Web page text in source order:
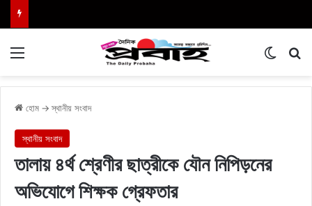
হোম → স্থানীয় সংবাদ
স্থানীয় সংবাদ
তালায় ৪র্থ শ্রেণীর ছাত্রীকে যৌন নিপিড়নের
অভিযোগে শিক্ষক গ্রেফতার